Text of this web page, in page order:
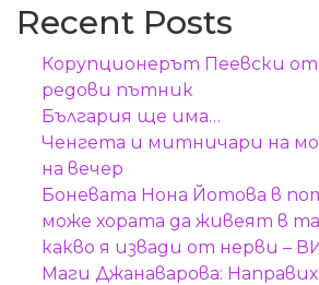
Recent Posts
Корупционерът Пеевски
редови пътник
България ще има…
Ченгета и митничари на
на вечер
Боневата Нона Йотова в
може хората да живеят в
какво я извади от нерви –
Маги Джанаварова: